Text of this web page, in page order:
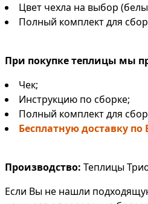
Цвет чехла на выбор (
Полный комплект для
При покупке теплицы мы
Чек;
Инструкцию по сборке;
Полный комплект для
Бесплатную доставку
Производство: Теплицы
Если Вы не нашли